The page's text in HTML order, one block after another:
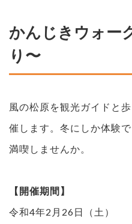
かんじきウォー
り〜
風の松原を観光ガイドと
催します。冬にしか体験
満喫しませんか。
【開催期間】
令和4年2月26日（土）